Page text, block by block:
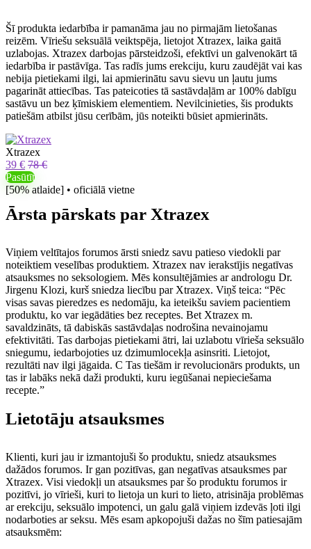
Šī produkta iedarbība ir pamanāma jau no pirmajām lietošanas
reizēm. Vīriešu seksuālā veiktspēja, lietojot Xtrazex, laika gaitā
uzlabojas. Xtrazex darbojas pārsteidzoši, efektīvi un galvenokārt tā
iedarbība ir pastāvīga. Tas radīs jums erekciju, kuru zaudējāt vai kas
nebija pietiekami ilgi, lai apmierinātu savu sievu un ļautu jums
pagarināt attiecības. Tas pateicoties tā sastāvdaļām ar 100% dabīgu
sastāvu un bez ķīmiskiem elementiem. Nevilcinieties, šis produkts
patiešām atbilst jūsu cerībām, jūs noteikti būsiet apmierināts.
Xtrazex
39 € 78 €
Pasūtīt
[50% atlaide] • oficiālā vietne
Ārsta pārskats par Xtrazex
Viņiem veltītajos forumos ārsti sniedz savu patieso viedokli par
noteiktiem veselības produktiem. Xtrazex nav ierakstījis negatīvas
atsauksmes no seksologiem. Mēs konsultējāmies ar andrologu Dr.
Jirgenu Klozi, kurš sniedza liecību par Xtrazex. Viņš teica: “Pēc
visas savas pieredzes es nedomāju, ka ieteikšu saviem pacientiem
produktu, ko var iegādāties bez receptes. Bet Xtrazex m.
savaldzināts, tā dabiskās sastāvdaļas nodrošina nevainojamu
efektivitāti. Tas darbojas pietiekami ātri, lai uzlabotu vīrieša seksuālo
sniegumu, iedarbojoties uz dzimumlocekļa asinsriti. Lietojot,
rezultāti nav ilgi jāgaida. C Tas tiešām ir revolucionārs produkts, un
tas ir labāks nekā daži produkti, kuru iegūšanai nepieciešama
recepte.”
Lietotāju atsauksmes
Klienti, kuri jau ir izmantojuši šo produktu, sniedz atsauksmes
dažādos forumos. Ir gan pozitīvas, gan negatīvas atsauksmes par
Xtrazex. Visi viedokļi un atsauksmes par šo produktu forumos ir
pozitīvi, jo vīrieši, kuri to lietoja un kuri to lieto, atrisināja problēmas
ar erekciju, seksuālo impotenci, un galu galā viņiem izdevās ļoti ilgi
nodarboties ar seksu. Mēs esam apkopojuši dažas no šīm patiesajām
atsauksmēm: